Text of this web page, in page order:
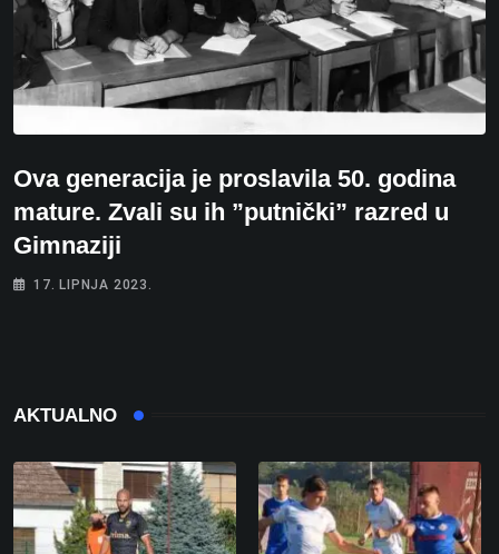
Ova generacija je proslavila 50. godina
mature. Zvali su ih ”putnički” razred u
Gimnaziji
17. LIPNJA 2023.
AKTUALNO